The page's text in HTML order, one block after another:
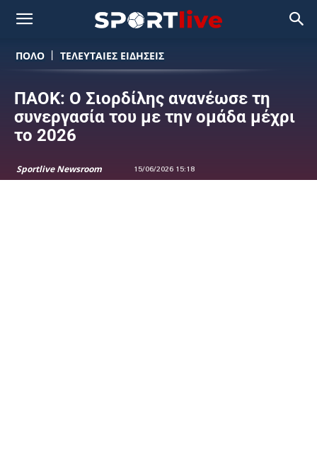
ΠΟΛΟ ΤΕΛΕΥΤΑΙΕΣ ΕΙΔΗΣΕΙΣ
ΠΑΟΚ: Ο Σιορδίλης ανανέωσε τη
συνεργασία του με την ομάδα μέχρι
το 2026
Sportlive Newsroom 15/06/2026 15:18